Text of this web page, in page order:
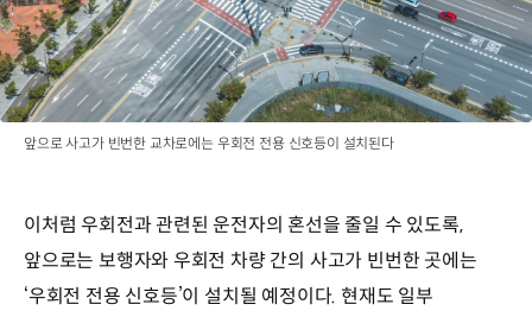
앞으로 사고가 빈번한 교차로에는 우회전 전용 신호등이 설치된다
이처럼 우회전과 관련된 운전자의 혼선을 줄일 수 있도록,
앞으로는 보행자와 우회전 차량 간의 사고가 빈번한 곳에는
‘우회전 전용 신호등’이 설치될 예정이다. 현재도 일부